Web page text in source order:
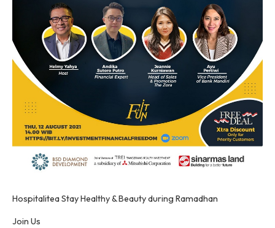
Hospitalitea Stay Healthy & Beauty during Ramadhan
Join Us